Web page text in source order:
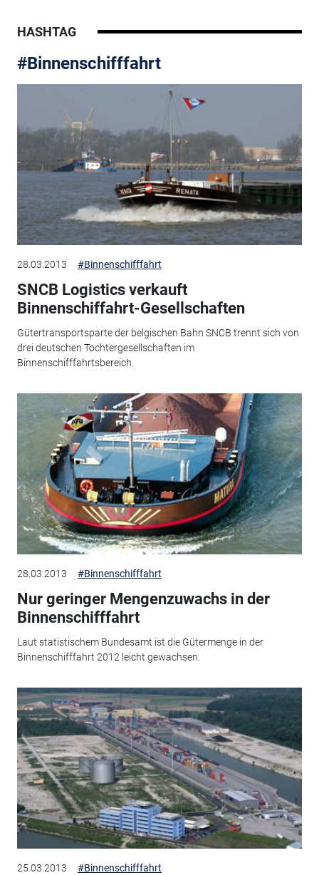
HASHTAG
#Binnenschifffahrt
28.03.2013 #Binnenschifffahrt
SNCB Logistics verkauft
Binnenschiffahrt-Gesellschaften
Gütertransportsparte der belgischen Bahn SNCB trennt sich von
drei deutschen Tochtergesellschaften im
Binnenschifffahrtsbereich.
28.03.2013 #Binnenschifffahrt
Nur geringer Mengenzuwachs in der
Binnenschifffahrt
Laut statistischem Bundesamt ist die Gütermenge in der
Binnenschifffahrt 2012 leicht gewachsen.
25.03.2013 #Binnenschifffahrt